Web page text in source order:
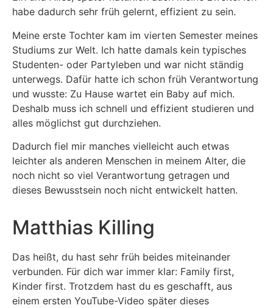
habe dadurch sehr früh gelernt, effizient zu sein.
Meine erste Tochter kam im vierten Semester meines
Studiums zur Welt. Ich hatte damals kein typisches
Studenten- oder Partyleben und war nicht ständig
unterwegs. Dafür hatte ich schon früh Verantwortung
und wusste: Zu Hause wartet ein Baby auf mich.
Deshalb muss ich schnell und effizient studieren und
alles möglichst gut durchziehen.
Dadurch fiel mir manches vielleicht auch etwas
leichter als anderen Menschen in meinem Alter, die
noch nicht so viel Verantwortung getragen und
dieses Bewusstsein noch nicht entwickelt hatten.
Matthias Killing
Das heißt, du hast sehr früh beides miteinander
verbunden. Für dich war immer klar: Family first,
Kinder first. Trotzdem hast du es geschafft, aus
einem ersten YouTube-Video später dieses